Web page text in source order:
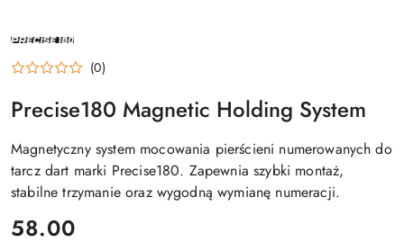
NAZWA
PRODUCENTA:
PRECISE
180 (0)
Precise180 Magnetic Holding System
Magnetyczny system mocowania pierścieni numerowanych do
tarcz dart marki Precise180. Zapewnia szybki montaż,
stabilne trzymanie oraz wygodną wymianę numeracji.
cena:
58.00